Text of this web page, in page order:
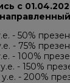
с
- 50%
- 75%
- 100%
- 150%
- 200%